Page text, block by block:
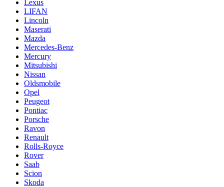
Lexus
LIFAN
Lincoln
Maserati
Mazda
Mercedes-Benz
Mercury
Mitsubishi
Nissan
Oldsmobile
Opel
Peugeot
Pontiac
Porsche
Ravon
Renault
Rolls-Royce
Rover
Saab
Scion
Skoda